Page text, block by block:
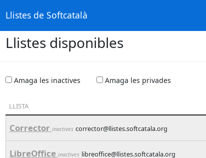
Llistes de Softcatalà
Llistes disponibles
Amaga les inactives Amaga les privades
LLISTA
Corrector inactives corrector@llistes.softcatala.org
LibreOffice inactives libreoffice@llistes.softcatala.org